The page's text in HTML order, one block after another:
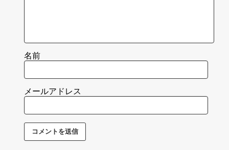
名前
メールアドレス